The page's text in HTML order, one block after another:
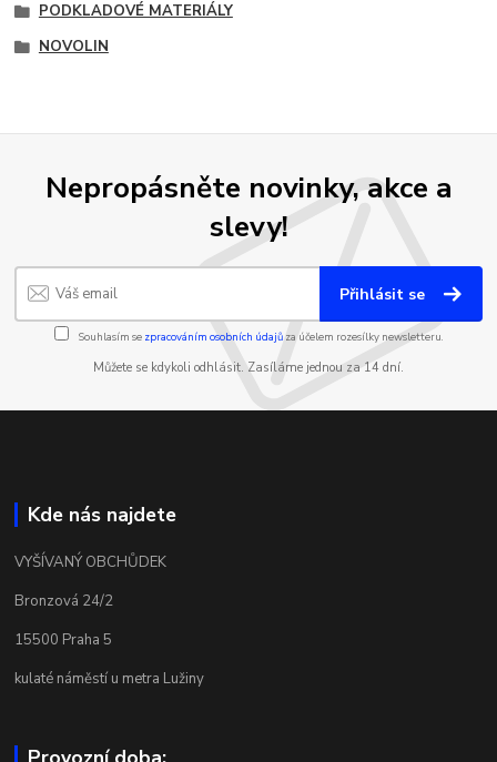
PODKLADOVÉ MATERIÁLY
NOVOLIN
Nepropásněte novinky, akce a
slevy!
Přihlásit se
Souhlasím se zpracováním osobních údajůza účelem rozesílky newsletteru.
Můžete se kdykoli odhlásit. Zasíláme jednou za 14 dní.
Kde nás najdete
VYŠÍVANÝ OBCHŮDEK
Bronzová 24/2
15500 Praha 5
kulaté náměstí u metra Lužiny